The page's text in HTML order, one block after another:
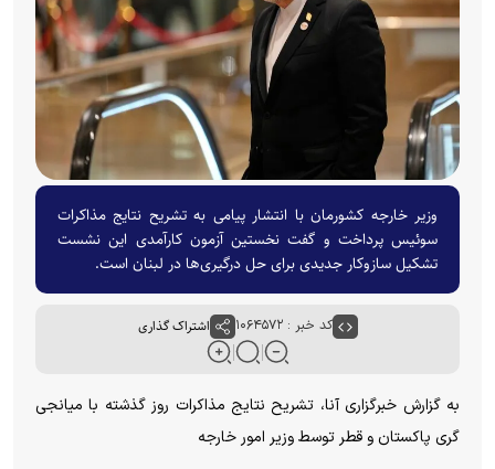
وزیر خارجه کشورمان با انتشار پیامی به تشریح نتایج مذاکرات
سوئیس پرداخت و گفت نخستین آزمون کارآمدی این نشست
تشکیل سازوکار جدیدی برای حل درگیری‌ها در لبنان است.
کد خبر : ۱۰۶۴۵۷۲ اشتراک گذاری
به گزارش خبرگزاری آنا، تشریح نتایج مذاکرات روز گذشته با میانجی
گری پاکستان و قطر توسط وزیر امور خارجه